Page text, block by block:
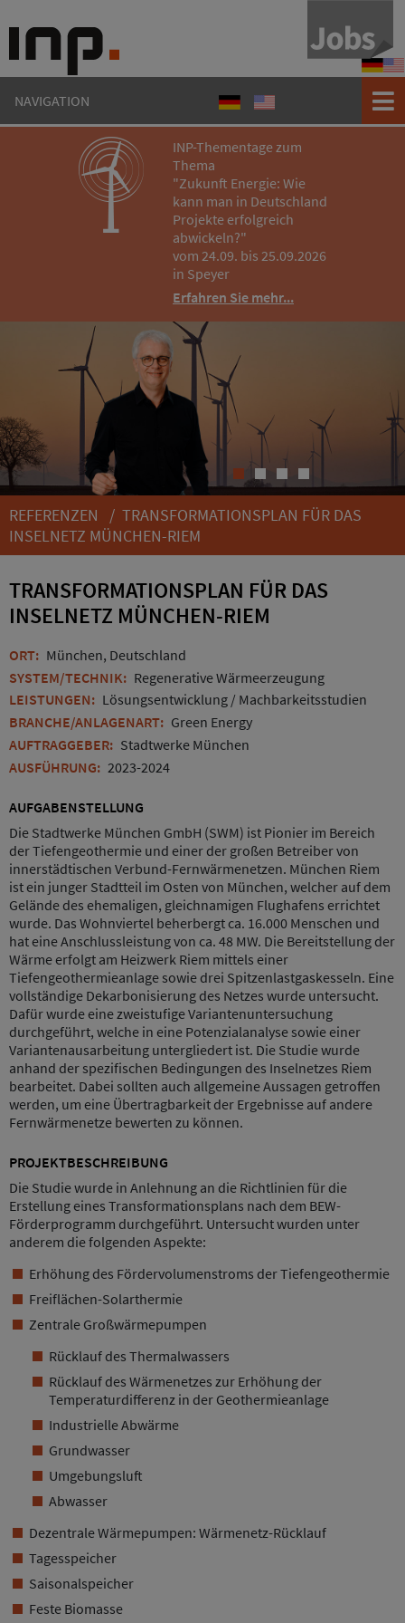
NAVIGATION ReferenzenReferences
INP-Thementage zum
Thema
"Zukunft Energie: Wie
kann man in Deutschland
Projekte erfolgreich
abwickeln?"
vom 24.09. bis 25.09.2026
in Speyer
Erfahren Sie mehr...
1 2 3 4
REFERENZEN / TRANSFORMATIONSPLAN FÜR DAS
INSELNETZ MÜNCHEN-RIEM
TRANSFORMATIONSPLAN FÜR DAS
INSELNETZ MÜNCHEN-RIEM
ORT: München, Deutschland
SYSTEM/TECHNIK: Regenerative Wärmeerzeugung
LEISTUNGEN: Lösungsentwicklung / Machbarkeitsstudien
BRANCHE/ANLAGENART: Green Energy
AUFTRAGGEBER: Stadtwerke München
AUSFÜHRUNG: 2023-2024
AUFGABENSTELLUNG
Die Stadtwerke München GmbH (SWM) ist Pionier im Bereich
der Tiefengeothermie und einer der großen Betreiber von
innerstädtischen Verbund-Fernwärmenetzen. München Riem
ist ein junger Stadtteil im Osten von München, welcher auf dem
Gelände des ehemaligen, gleichnamigen Flughafens errichtet
wurde. Das Wohnviertel beherbergt ca. 16.000 Menschen und
hat eine Anschlussleistung von ca. 48 MW. Die Bereitstellung der
Wärme erfolgt am Heizwerk Riem mittels einer
Tiefengeothermieanlage sowie drei Spitzenlastgaskesseln. Eine
vollständige Dekarbonisierung des Netzes wurde untersucht.
Dafür wurde eine zweistufige Variantenuntersuchung
durchgeführt, welche in eine Potenzialanalyse sowie einer
Variantenausarbeitung untergliedert ist. Die Studie wurde
anhand der spezifischen Bedingungen des Inselnetzes Riem
bearbeitet. Dabei sollten auch allgemeine Aussagen getroffen
werden, um eine Übertragbarkeit der Ergebnisse auf andere
Fernwärmenetze bewerten zu können.
PROJEKTBESCHREIBUNG
Die Studie wurde in Anlehnung an die Richtlinien für die
Erstellung eines Transformationsplans nach dem BEW-
Förderprogramm durchgeführt. Untersucht wurden unter
anderem die folgenden Aspekte:
Erhöhung des Fördervolumenstroms der Tiefengeothermie
Freiflächen-Solarthermie
Zentrale Großwärmepumpen
Rücklauf des Thermalwassers
Rücklauf des Wärmenetzes zur Erhöhung der
Temperaturdifferenz in der Geothermieanlage
Industrielle Abwärme
Grundwasser
Umgebungsluft
Abwasser
Dezentrale Wärmepumpen: Wärmenetz-Rücklauf
Tagesspeicher
Saisonalspeicher
Feste Biomasse